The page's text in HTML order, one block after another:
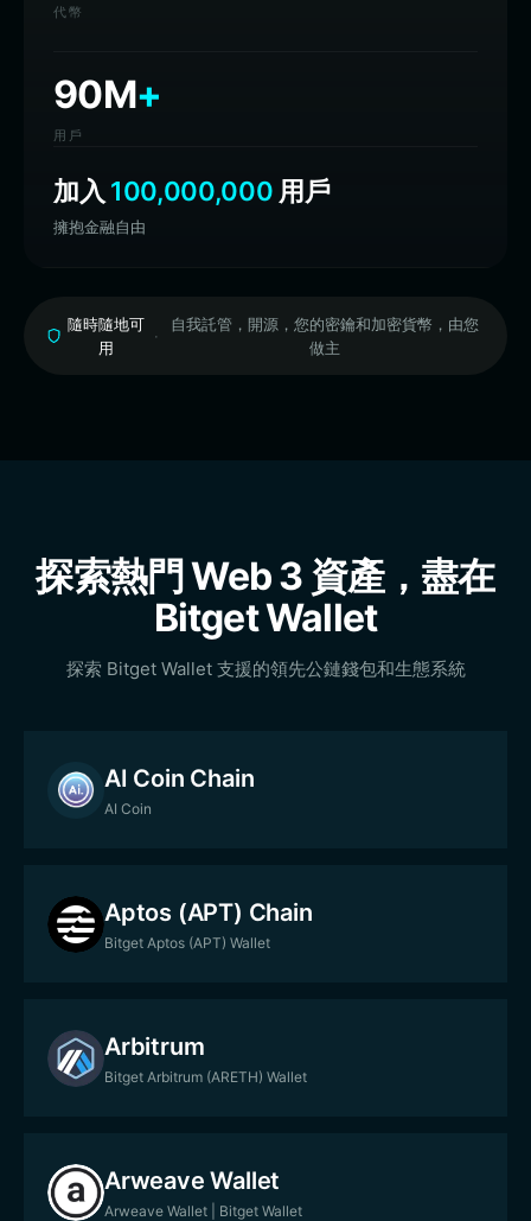
代幣
90M+
用戶
加入 100,000,000 用戶
擁抱金融自由
隨時隨地可
用
·
自我託管，開源，您的密鑰和加密貨幣，由您
做主
探索熱門 Web 3 資產，盡在
Bitget Wallet
探索 Bitget Wallet 支援的領先公鏈錢包和生態系統
AI Coin Chain
AI Coin
Aptos (APT) Chain
Bitget Aptos (APT) Wallet
Arbitrum
Bitget Arbitrum (ARETH) Wallet
Arweave Wallet
Arweave Wallet | Bitget Wallet